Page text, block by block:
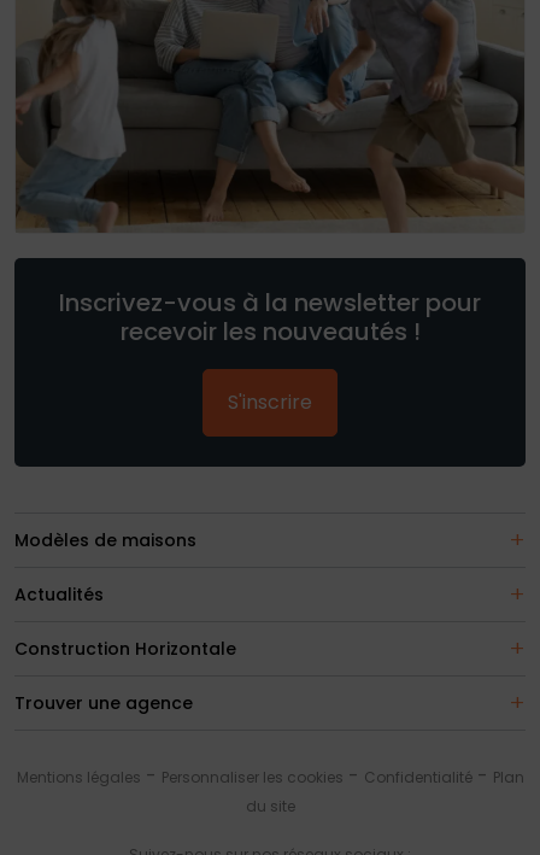
Inscrivez-vous à la newsletter pour
recevoir les nouveautés !
S'inscrire
Modèles de maisons
Actualités
Construction Horizontale
Trouver une agence
Mentions légales Personnaliser les cookies Confidentialité
Plan
du site